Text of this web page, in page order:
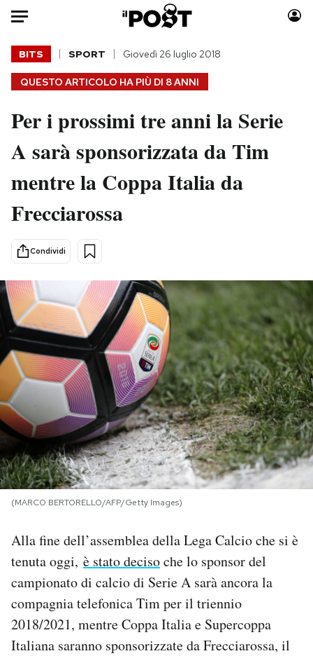
Auto
HOME
Italia
Politica
Tecnologia
Scienza
Cultura
Economia
Moda
Consumismi
Storie/Idee
Mondiali calcio 2026
PODCAST
NEWSLETTER
I MIEI PREFERITI
SHOP
AREA PERSONALE
Area Personale
Newsletter
QUESTO ARTICOLO HA PIÙ DI 8 ANNI
BITS SPORT Giovedì 26 luglio 2018
Per i prossimi tre anni la Serie
A sarà sponsorizzata da Tim
mentre la Coppa Italia da
Frecciarossa
Condividi
(MARCO BERTORELLO/AFP/Getty Images)
Alla fine dell’assemblea della Lega Calcio che si è
tenuta oggi, è stato decisoche lo sponsor del
campionato di calcio di Serie A sarà ancora la
compagnia telefonica Tim per il triennio
2018/2021, mentre Coppa Italia e Supercoppa
Italiana saranno sponsorizzate da Frecciarossa, il